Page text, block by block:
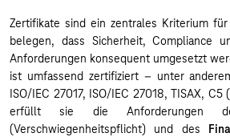
Zertifikate sind ein zentrales Kriterium
belegen, dass Sicherheit, Compliance
Anforderungen konsequent umgesetzt
ist umfassend zertifiziert – unter
ISO/IEC 27017, ISO/IEC 27018, TISAX, C5
erfüllt sie die Anforderungen
(Verschwiegenheitspflicht) und des